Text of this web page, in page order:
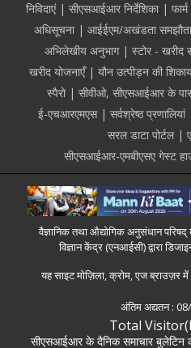
निविदाएं
सीएसआईआर निर्देशिका फार्म
अधिसूचना
आईईएम/अखंडता समझौता
अभिलेखीय अनुभाग
स्टोर - खरीद
खरीद योजनाएँ
यौन उत्पीड़न की
स्पैरो
सीवीओ, सीएसआईआर के
ई-एचआरएमएस
सर्वश्रेष्ठ प्रणालियां
सरल डाटा पोर्टल
सीएसआईआर-एमबीएसए गेस्ट
वैज्ञानिक तथा औद्योगिक अनुसंधान परिषद्
विज्ञान केंद्र (एनआईसी) द्वारा
यह साइट मोज़िला, क्रोम, एज ब्राउज़र
अंतिम अद्यतन :
Total
सीएसआईआर के दैनिक समाचार बुलेटिन